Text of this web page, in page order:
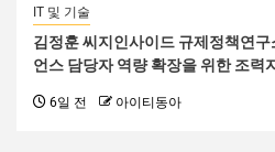
IT 및 기술
김정훈 씨지인사이드 규제정책연구
언스 담당자 역량 확장을 위한 조력
6일 전 아이티동아